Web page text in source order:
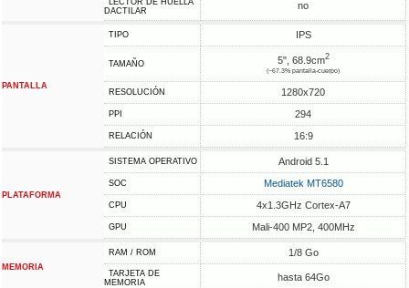
LECTOR DE HUELLA
DACTILAR
no
PANTALLA
TIPO IPS
TAMAÑO 5", 68.9cm2
(~67.3% pantalla-cuerpo)
RESOLUCIÓN 1280x720
PPI 294
RELACIÓN 16:9
PLATAFORMA
SISTEMA OPERATIVO Android 5.1
SOC Mediatek MT6580
CPU 4x1.3GHz Cortex-A7
GPU Mali-400 MP2, 400MHz
MEMORIA
RAM / ROM 1/8 Go
TARJETA DE
MEMORIA
hasta 64Go